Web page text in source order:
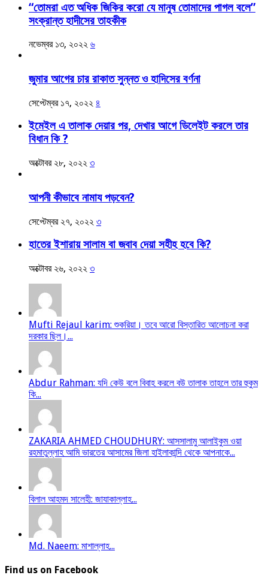
“তোমরা এত অধিক জিকির করো যে মানুষ তোমাদের পাগল বলে”
সংক্রান্ত হাদীসের তাহকীক
নভেম্বর ১৩, ২০২২ ৬
জুমার আগের চার রাকাত সুন্নত ও হাদিসের বর্ণনা
সেপ্টেম্বর ১৭, ২০২২ ৪
ইমেইল এ তালাক দেয়ার পর, দেখার আগে ডিলেইট করলে তার
বিধান কি ?
অক্টোবর ২৮, ২০২২ ৩
আপনী কীভাবে নামায পড়বেন?
সেপ্টেম্বর ২৭, ২০২২ ৩
হাতের ইশারায় সালাম বা জবাব দেয়া সহীহ হবে কি?
অক্টোবর ২৬, ২০২২ ৩
Mufti Rejaul karim: শুকরিয়া। তবে আরো বিস্তারিত আলোচনা করা
দরকার ছিল।...
Abdur Rahman: যদি কেউ বলে বিবাহ করলে বউ তালাক তাহলে তার হুকুম
কি...
ZAKARIA AHMED CHOUDHURY: আসসালামু আলাইকুম ওয়া
রহমাতুল্লাহ আমি ভারতের আসামের জিলা হাইলাকান্দি থেকে আপনাকে...
বিলাল আহমদ সালেহী: জাযাকাল্লাহ...
Md. Naeem: মাশাল্লাহ...
Find us on Facebook